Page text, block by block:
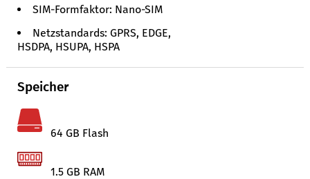
SIM-Formfaktor: Nano-SIM
Netzstandards: GPRS, EDGE,
HSDPA, HSUPA, HSPA
Speicher
64 GB Flash
1.5 GB RAM